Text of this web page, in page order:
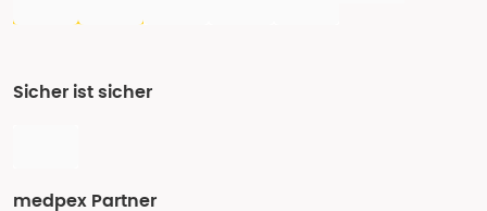
Sicher ist sicher
medpex Partner